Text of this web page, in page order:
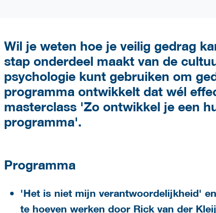
Wil je weten hoe je veilig gedrag
stap onderdeel maakt van de
psychologie kunt gebruiken om
programma ontwikkelt dat wél
masterclass 'Zo ontwikkel je een
programma'.
Programma
'Het is niet mijn verantwoordelijkheid'
te hoeven werken door Rick van der Kleij